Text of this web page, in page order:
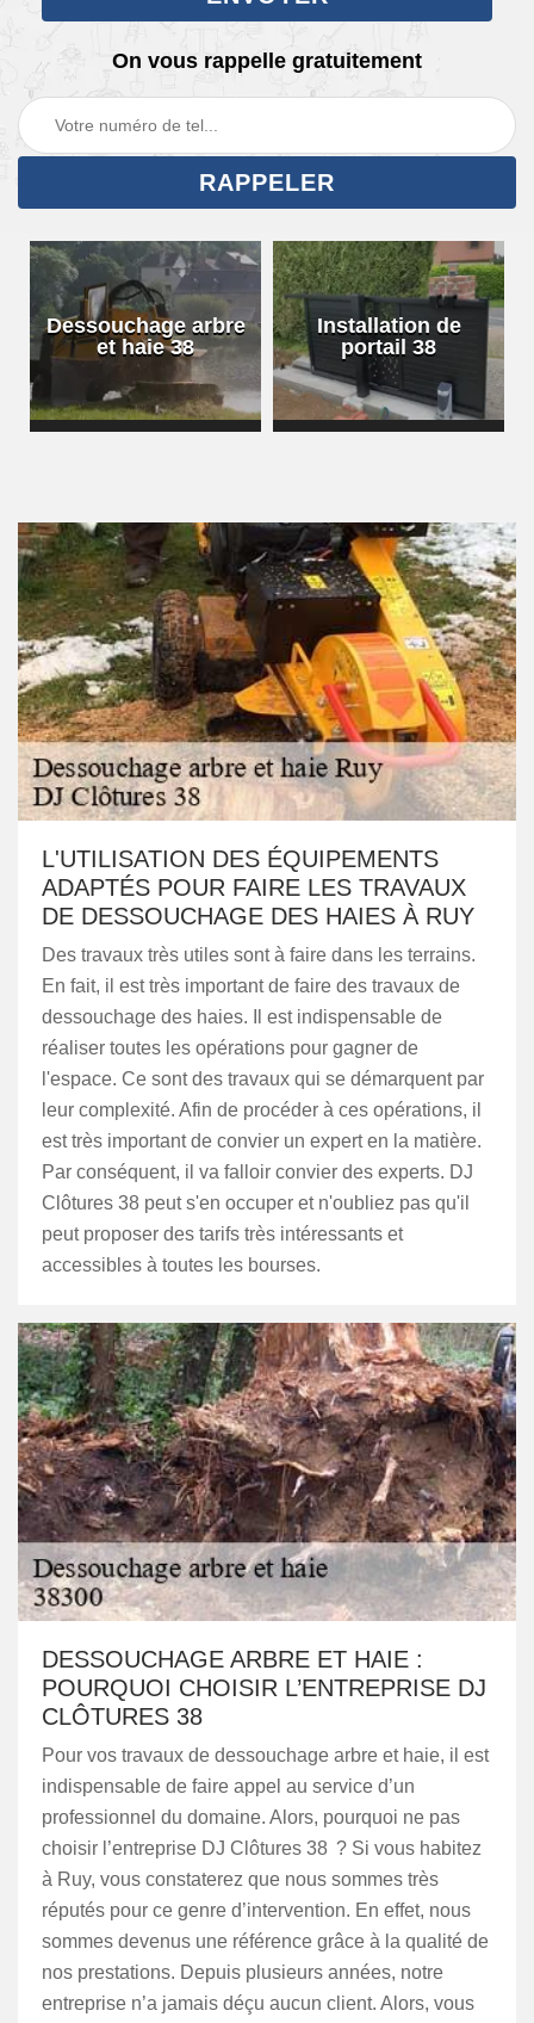
On vous rappelle gratuitement
Dessouchage arbre
et haie 38
Installation de
portail 38
L'UTILISATION DES ÉQUIPEMENTS
ADAPTÉS POUR FAIRE LES TRAVAUX
DE DESSOUCHAGE DES HAIES À RUY
Des travaux très utiles sont à faire dans les terrains.
En fait, il est très important de faire des travaux de
dessouchage des haies. Il est indispensable de
réaliser toutes les opérations pour gagner de
l'espace. Ce sont des travaux qui se démarquent par
leur complexité. Afin de procéder à ces opérations, il
est très important de convier un expert en la matière.
Par conséquent, il va falloir convier des experts. DJ
Clôtures 38 peut s'en occuper et n'oubliez pas qu'il
peut proposer des tarifs très intéressants et
accessibles à toutes les bourses.
DESSOUCHAGE ARBRE ET HAIE :
POURQUOI CHOISIR L’ENTREPRISE DJ
CLÔTURES 38
Pour vos travaux de dessouchage arbre et haie, il est
indispensable de faire appel au service d’un
professionnel du domaine. Alors, pourquoi ne pas
choisir l’entreprise DJ Clôtures 38 ? Si vous habitez
à Ruy, vous constaterez que nous sommes très
réputés pour ce genre d’intervention. En effet, nous
sommes devenus une référence grâce à la qualité de
nos prestations. Depuis plusieurs années, notre
entreprise n’a jamais déçu aucun client. Alors, vous